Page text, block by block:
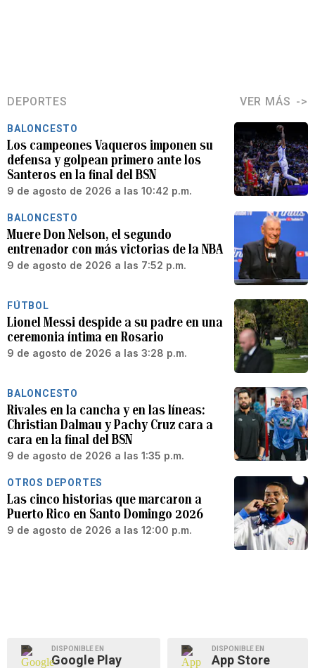
DEPORTES VER MÁS
BALONCESTO
Los campeones Vaqueros imponen su
defensa y golpean primero ante los
Santeros en la final del BSN
9 de agosto de 2026 a las 10:42 p.m.
BALONCESTO
Muere Don Nelson, el segundo
entrenador con más victorias de la NBA
9 de agosto de 2026 a las 7:52 p.m.
FÚTBOL
Lionel Messi despide a su padre en una
ceremonia íntima en Rosario
9 de agosto de 2026 a las 3:28 p.m.
BALONCESTO
Rivales en la cancha y en las líneas:
Christian Dalmau y Pachy Cruz cara a
cara en la final del BSN
9 de agosto de 2026 a las 1:35 p.m.
OTROS DEPORTES
Las cinco historias que marcaron a
Puerto Rico en Santo Domingo 2026
9 de agosto de 2026 a las 12:00 p.m.
DISPONIBLE EN
Google Play
DISPONIBLE EN
App Store